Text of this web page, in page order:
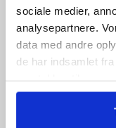
sociale medier,
analysepartnere.
data med andre
de har indsamlet
anvende vores
Når du trykker "modtag
ugentlige nyhedsbrev